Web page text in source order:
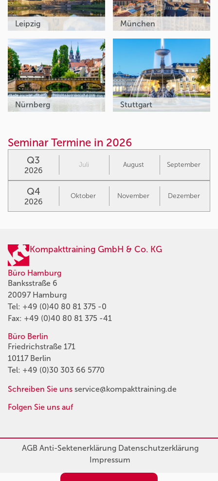
Leipzig München
Nürnberg Stuttgart
Seminar Termine in 2026
Q3
2026
Juli August September
Q4
2026
Oktober November Dezember
Kompakttraining GmbH & Co. KG
Büro Hamburg
Banksstraße 6
20097 Hamburg
Tel: +49 (0)40 80 81 375 -0
Fax: +49 (0)40 80 81 375 -41
Büro Berlin
Friedrichstraße 171
10117 Berlin
Tel: +49 (0)30 303 66 5770
Schreiben Sie uns service@kompakttraining.de
Folgen Sie uns auf
AGBAnti-SektenerklärungDatenschutzerklärung
Impressum